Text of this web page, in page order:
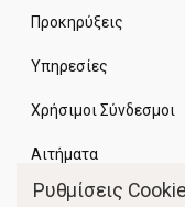
Προκηρύξεις
Υπηρεσίες
Χρήσιμοι Σύνδεσμοι
Αιτήματα
Ρυθμίσεις